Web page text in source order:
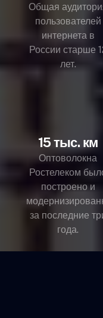
Общая
пользователей
интернета в
России старше
лет.
15 тыс. км
Оптоволокна
Ростелеком
построено и
за последние
года.